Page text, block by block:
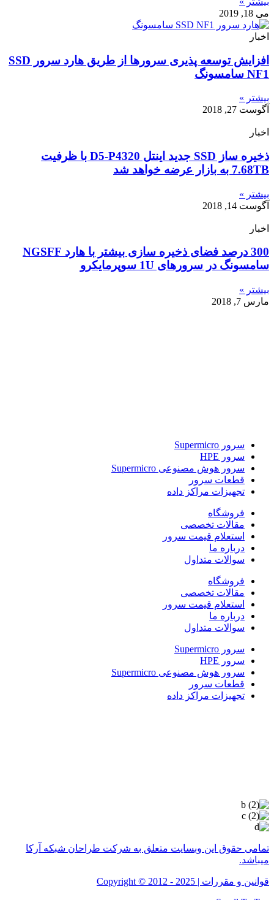
می 18, 2019
اخبار
افزایش توسعه پذیری سرورها از طریق هارد سرور SSD
NF1 سامسونگ
بیشتر »
آگوست 27, 2018
اخبار
ذخیره ساز SSD جدید اینتل D5-P4320 با ظرفیت
7.68TB به بازار عرضه خواهد شد
بیشتر »
آگوست 14, 2018
اخبار
300 درصد فضای ذخیره سازی بیشتر با هارد NGSFF
سامسونگ در سرورهای 1U سوپرمایکرو
بیشتر »
مارس 7, 2018
سرور Supermicro
سرور HPE
سرور هوش مصنوعی Supermicro
قطعات سرور
تجهیزات مراکز داده
فروشگاه
مقالات تخصصی
استعلام قیمت سرور
درباره ما
سوالات متداول
فروشگاه
مقالات تخصصی
استعلام قیمت سرور
درباره ما
سوالات متداول
سرور Supermicro
سرور HPE
سرور هوش مصنوعی Supermicro
قطعات سرور
تجهیزات مراکز داده
تمامی حقوق این وبسایت متعلق به شرکت طراحان شبکه آرکا
میباشد.
قوانین و مقررات | 2025 - 2012 © Copyright